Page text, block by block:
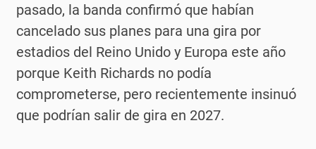
pasado, la banda confirmó que habían
cancelado sus planes para una gira por
estadios del Reino Unido y Europa este año
porque Keith Richards no podía
comprometerse, pero recientemente insinuó
que podrían salir de gira en 2027.